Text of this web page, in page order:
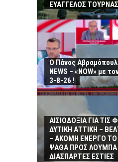
ΕΥΑΓΓΕΛΟΣ ΤΟΥΡΝΑΣ
Ο Πάνος
NEWS – «NOW» με
3-8-26 !
ΑΙΣΙΟΔΟΞΙΑ ΓΙΑ ΤΙΣ
ΔΥΤΙΚΗ ΑΤΤΙΚΗ –
– ΑΚΟΜΗ ΕΝΕΡΓΟ
ΨΑΘΑ ΠΡΟΣ ΛΟΥΜΠΑ
ΔΙΑΣΠΑΡΤΕΣ ΕΣΤΙΕΣ